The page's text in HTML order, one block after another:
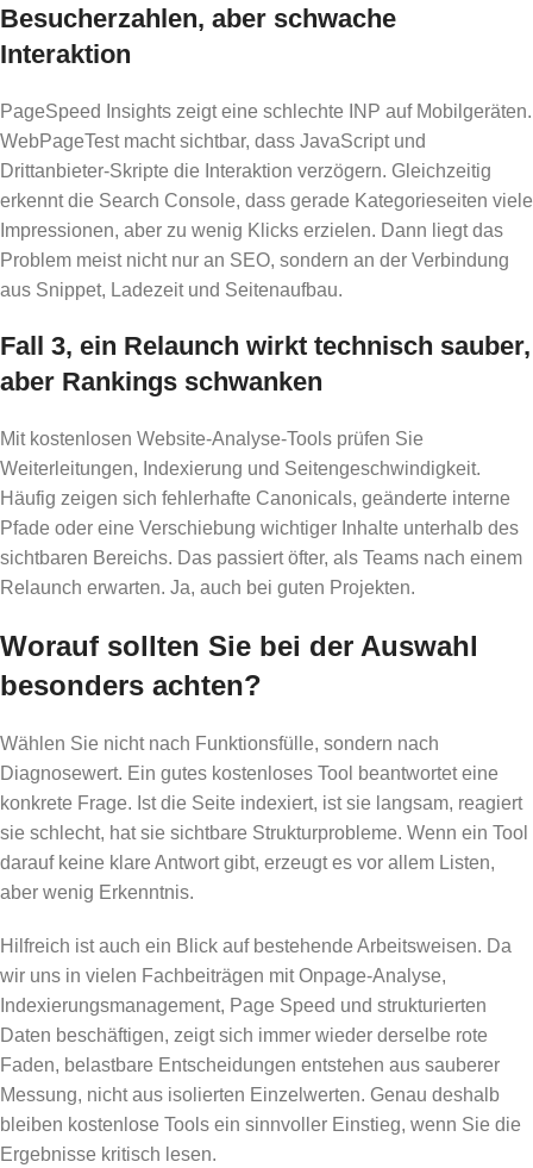
Besucherzahlen, aber schwache
Interaktion
PageSpeed Insights zeigt eine schlechte INP auf Mobilgeräten.
WebPageTest macht sichtbar, dass JavaScript und
Drittanbieter-Skripte die Interaktion verzögern. Gleichzeitig
erkennt die Search Console, dass gerade Kategorieseiten viele
Impressionen, aber zu wenig Klicks erzielen. Dann liegt das
Problem meist nicht nur an SEO, sondern an der Verbindung
aus Snippet, Ladezeit und Seitenaufbau.
Fall 3, ein Relaunch wirkt technisch sauber,
aber Rankings schwanken
Mit kostenlosen Website-Analyse-Tools prüfen Sie
Weiterleitungen, Indexierung und Seitengeschwindigkeit.
Häufig zeigen sich fehlerhafte Canonicals, geänderte interne
Pfade oder eine Verschiebung wichtiger Inhalte unterhalb des
sichtbaren Bereichs. Das passiert öfter, als Teams nach einem
Relaunch erwarten. Ja, auch bei guten Projekten.
Worauf sollten Sie bei der Auswahl
besonders achten?
Wählen Sie nicht nach Funktionsfülle, sondern nach
Diagnosewert. Ein gutes kostenloses Tool beantwortet eine
konkrete Frage. Ist die Seite indexiert, ist sie langsam, reagiert
sie schlecht, hat sie sichtbare Strukturprobleme. Wenn ein Tool
darauf keine klare Antwort gibt, erzeugt es vor allem Listen,
aber wenig Erkenntnis.
Hilfreich ist auch ein Blick auf bestehende Arbeitsweisen. Da
wir uns in vielen Fachbeiträgen mit Onpage-Analyse,
Indexierungsmanagement, Page Speed und strukturierten
Daten beschäftigen, zeigt sich immer wieder derselbe rote
Faden, belastbare Entscheidungen entstehen aus sauberer
Messung, nicht aus isolierten Einzelwerten. Genau deshalb
bleiben kostenlose Tools ein sinnvoller Einstieg, wenn Sie die
Ergebnisse kritisch lesen.